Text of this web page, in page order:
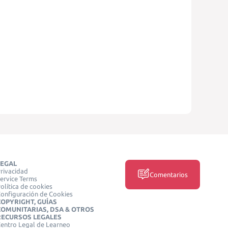
Terms
de cookies
de Cookies
GUÍAS
DSA & OTROS
LEGALES
Legal de Learneo
Comentarios